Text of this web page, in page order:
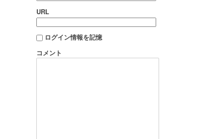
URL
ログイン情報を記憶
コメント